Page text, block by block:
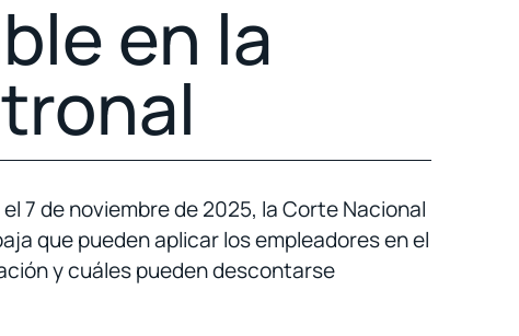
en la
7 de noviembre de 2025, la Corte Nacional
que pueden aplicar los empleadores en el
y cuáles pueden descontarse